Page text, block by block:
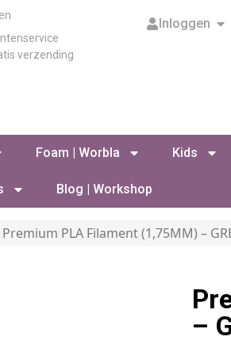
verzending
Inloggen
Foam | Worbla Kids
Blog | Workshop
PLA Filament (1,75MM) –
–